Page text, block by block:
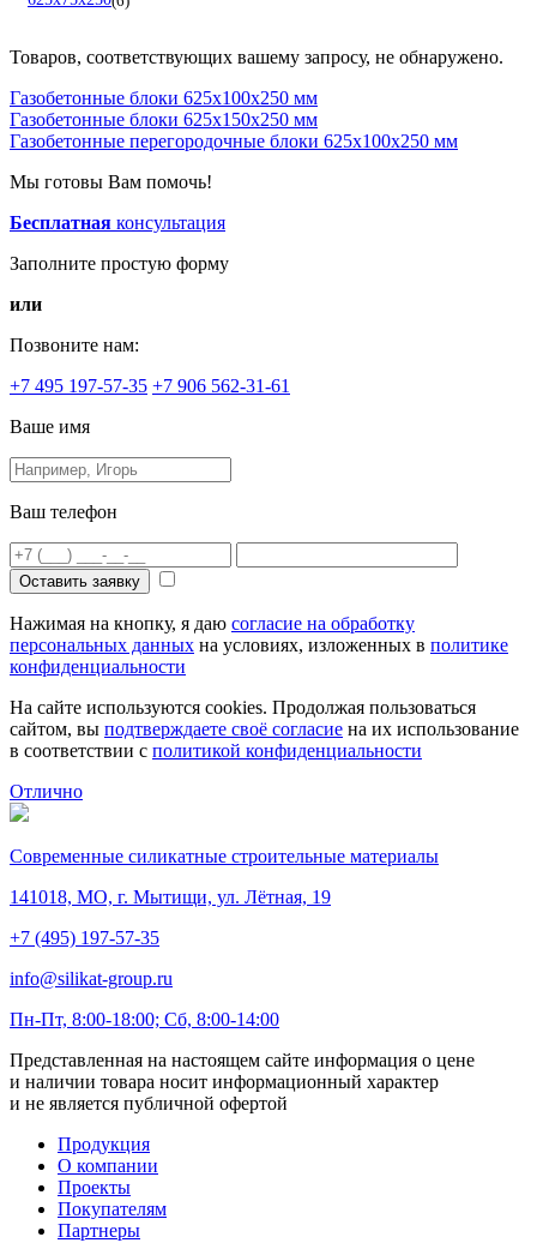
Товаров, соответствующих вашему запросу, не обнаружено.
Газобетонные блоки 625х100х250 мм
Газобетонные блоки 625х150х250 мм
Газобетонные перегородочные блоки 625х100х250 мм
Мы готовы Вам помочь!
Бесплатная консультация
Заполните простую форму
или
Позвоните нам:
+7 495 197-57-35 +7 906 562-31-61
Ваше имя
Ваш телефон
Оставить заявку
Нажимая на кнопку, я даю согласие на обработку
персональных данных на условиях, изложенных в политике
конфиденциальности
На сайте используются cookies. Продолжая пользоваться
сайтом, вы подтверждаете своё согласие на их использование
в соответствии с политикой конфиденциальности
Отлично
Современные силикатные строительные материалы
141018, МО, г. Мытищи, ул. Лётная, 19
+7 (495) 197-57-35
info@silikat-group.ru
Пн-Пт, 8:00-18:00; Сб, 8:00-14:00
Представленная на настоящем сайте информация о цене
и наличии товара носит информационный характер
и не является публичной офертой
Продукция
О компании
Проекты
Покупателям
Партнеры